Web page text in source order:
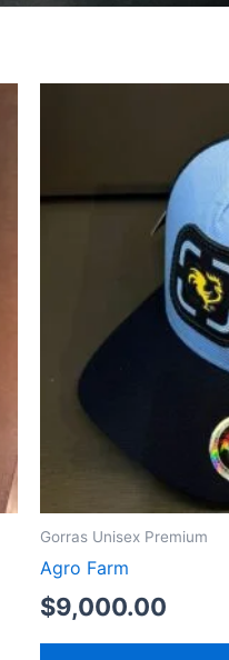
Gorras Unisex Premium
Agro Farm
$9,000.00